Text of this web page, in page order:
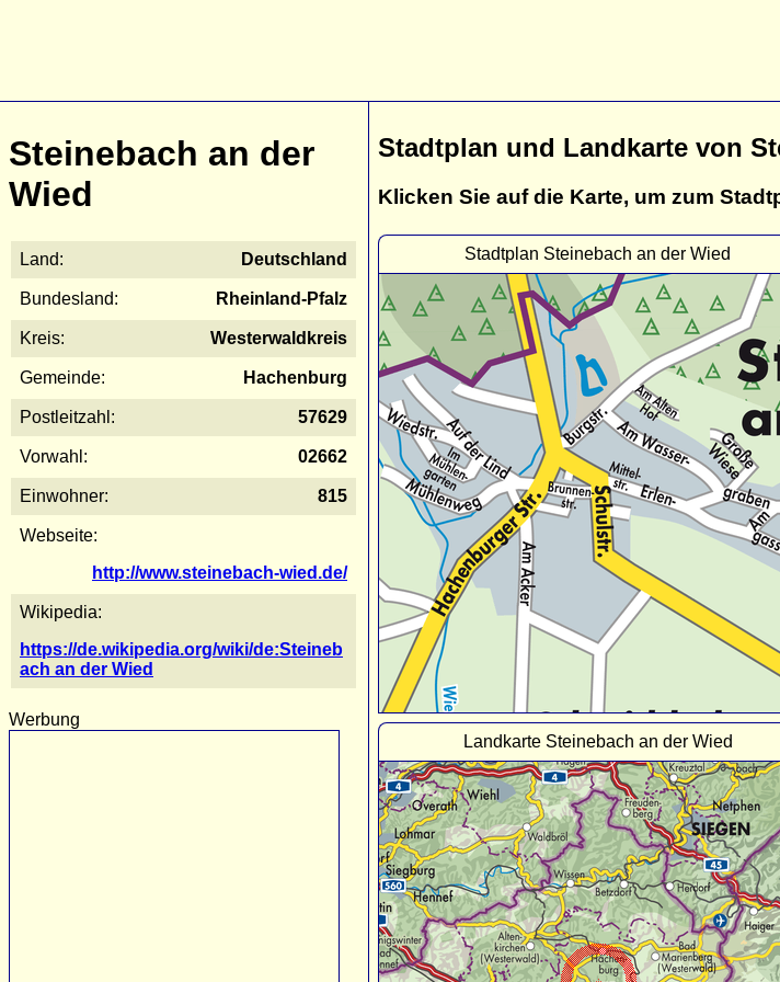
Steinebach an der
Wied
Land: Deutschland
Bundesland: Rheinland-Pfalz
Kreis: Westerwaldkreis
Gemeinde: Hachenburg
Postleitzahl: 57629
Vorwahl: 02662
Einwohner: 815
Webseite:
http://www.steinebach-wied.de/
Wikipedia:
https://de.wikipedia.org/wiki/de:Steineb
ach an der Wied
Werbung
Stadtplan und Landkarte von
Klicken Sie auf die Karte, um zum
Stadtplan Steinebach an der Wied
Landkarte Steinebach an der Wied